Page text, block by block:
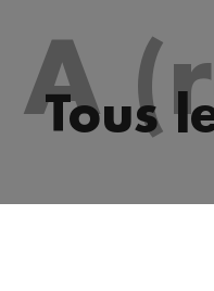
A
Tous